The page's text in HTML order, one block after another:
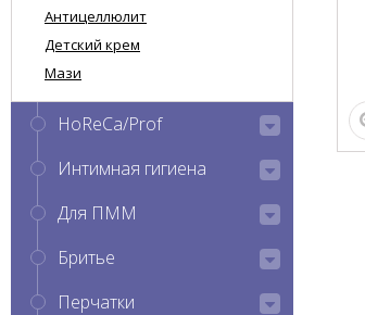
Антицеллюлит
Детский крем
Мази
HoReCa/Prof
Интимная гигиена
Для ПММ
Бритье
Перчатки